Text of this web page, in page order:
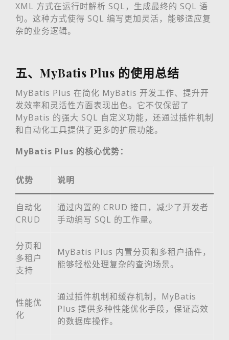
XML 方式在运行时解析 SQL，生成最终的 SQL 语
句。这种方式使得 SQL 编写更加灵活，能够适应复
杂的业务逻辑。
五、MyBatis Plus 的使用总结
MyBatis Plus 在简化 MyBatis 开发工作、提升开
发效率和灵活性方面表现出色。它不仅保留了
MyBatis 的强大 SQL 自定义功能，还通过插件机制
和自动化工具提供了更多的扩展功能。
MyBatis Plus 的核心优势：
优势 说明
自动化
CRUD
通过内置的 CRUD 接口，减少了开发者
手动编写 SQL 的工作量。
分页和
多租户
支持
MyBatis Plus 内置分页和多租户插件，
能够轻松处理复杂的查询场景。
性能优
化
通过插件机制和缓存机制，MyBatis
Plus 提供多种性能优化手段，保证高效
的数据库操作。